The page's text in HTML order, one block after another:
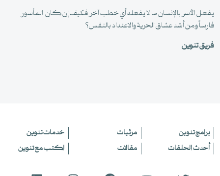
يفعل الأسر بالإنسان ما لا يفعله أي خطب آخر فكيف إن كان المأسور
فارساً ومن أشد عشاق الحرية والاعتداد بالنفس؟
فريق تنوين
برامج تنوين مرئيات
خدمات تنوين
أحدث الحلقات
مقالات اكتب مع تنوين